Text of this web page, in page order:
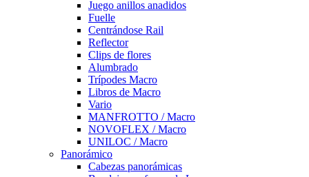
Juego anillos anadidos
Fuelle
Centrándose Rail
Reflector
Clips de flores
Alumbrado
Trípodes Macro
Libros de Macro
Vario
MANFROTTO / Macro
NOVOFLEX / Macro
UNILOC / Macro
Panorámico
Cabezas panorámicas